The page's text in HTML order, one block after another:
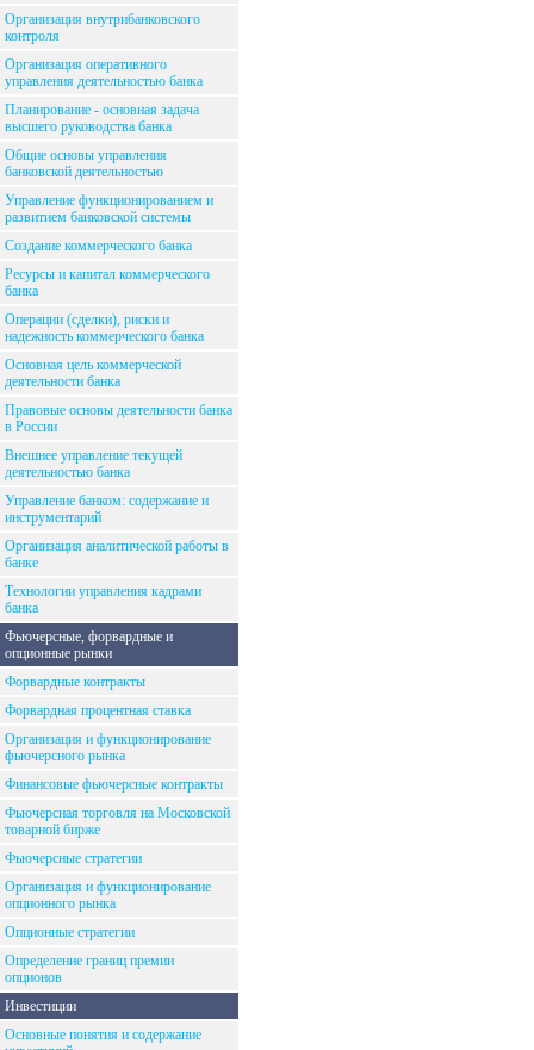
Организация внутрибанковского
контроля
Организация оперативного
управления деятельностью банка
Планирование - основная задача
высшего руководства банка
Общие основы управления
банковской деятельностью
Управление функционированием и
развитием банковской системы
Создание коммерческого банка
Ресурсы и капитал коммерческого
банка
Операции (сделки), риски и
надежность коммерческого банка
Основная цель коммерческой
деятельности банка
Правовые основы деятельности банка
в России
Внешнее управление текущей
деятельностью банка
Управление банком: содержание и
инструментарий
Организация аналитической работы в
банке
Технологии управления кадрами
банка
Фьючерсные, форвардные и
опционные рынки
Форвардные контракты
Форвардная процентная ставка
Организация и функционирование
фьючерсного рынка
Финансовые фьючерсные контракты
Фьючерсная торговля на Московской
товарной бирже
Фьючерсные стратегии
Организация и функционирование
опционного рынка
Опционные стратегии
Определение границ премии
опционов
Инвестиции
Основные понятия и содержание